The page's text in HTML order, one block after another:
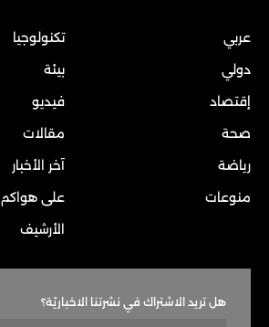
عربي
دولي
إقتصاد
صحة
رياضة
منوعات
تكنولوجيا
بيئة
فيديو
مقالات
آخر الأخبار
على هواكم
الأرشيف
هل تريد الاشتراك في نشرتنا الاخباريّة؟